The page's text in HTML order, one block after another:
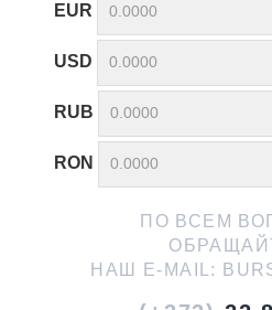
EUR
USD
RUB
RON
ПО ВСЕМ
НАШ E-MAIL: